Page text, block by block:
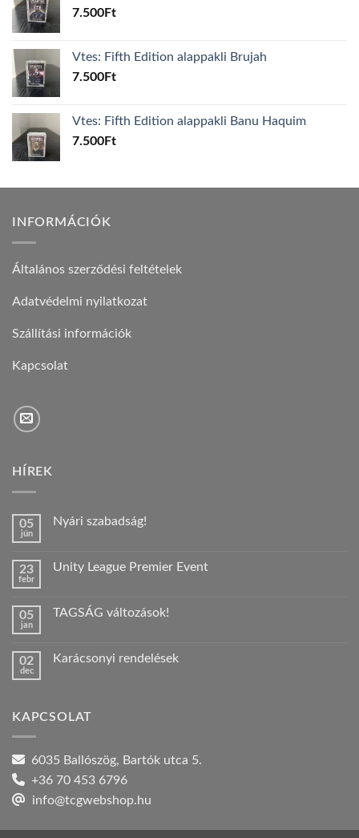
7.500Ft
Vtes: Fifth Edition alappakli Brujah
7.500Ft
Vtes: Fifth Edition alappakli Banu Haquim
7.500Ft
INFORMÁCIÓK
Általános szerződési feltételek
Adatvédelmi nyilatkozat
Szállítási információk
Kapcsolat
HÍREK
05
jún
Nyári szabadság!
Nyári
23
febr
Unity League Premier Event
Unity
bejegyzéshez
05
jan
TAGSÁG változások!
TAGSÁG
02
dec
Karácsonyi rendelések
rendelések
KAPCSOLAT
6035 Ballószög, Bartók utca 5.
+36 70 453 6796
info@tcgwebshop.hu